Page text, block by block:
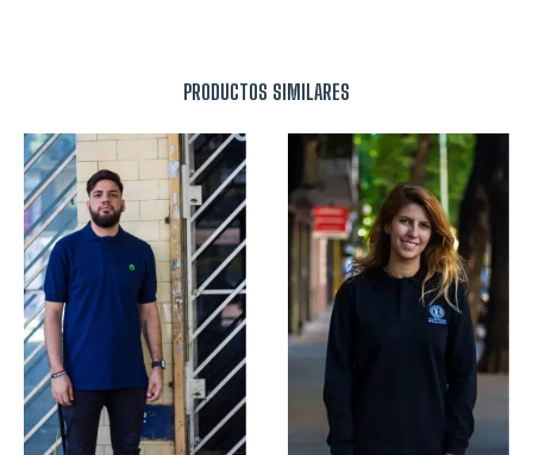
PRODUCTOS SIMILARES